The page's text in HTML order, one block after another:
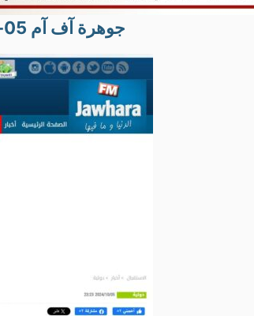
جوهرة آف آم 05-10-2024